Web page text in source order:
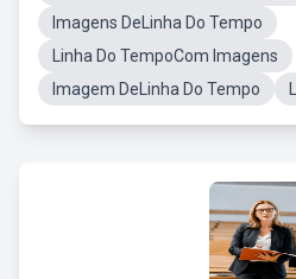
Imagens DeLinha Do Tempo
Linha Do TempoCom Imagens
Imagem DeLinha Do Tempo